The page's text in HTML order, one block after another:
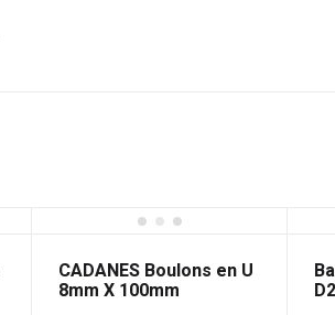
CADANES Boulons en U
8mm X 100mm